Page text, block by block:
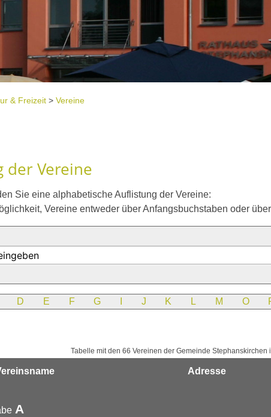
& Freizeit > Vereine
der Vereine
Sie eine alphabetische Auflistung der Vereine:
Vereine entweder über Anfangsbuchstaben oder
D E F G J K L M O
Tabelle mit den 66 Vereinen der Gemeinde
Adresse
A